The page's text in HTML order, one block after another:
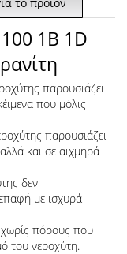
1B 1D
παρουσιάζει
που μόλις
παρουσιάζει
και σε αιχμηρά
δεν
με ισχυρά
πόρους που
του νεροχύτη.